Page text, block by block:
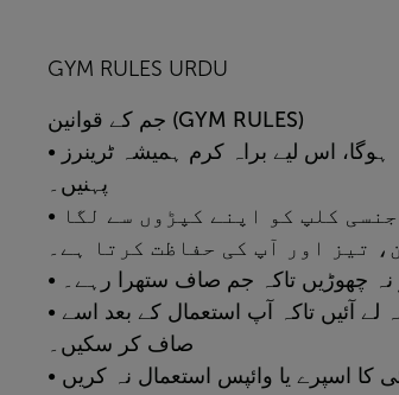
GYM RULES URDU
جم کے
قوانین (GYM RULES)
• اگر آپ صحیح لباس پہنیں گے تو آپ کی ورزش کا زیادہ فائدہ ہوگا، اس لیے براہ کرم ہمیشہ ٹرینرز
پہنیں۔
• ہمارے ٹریڈملز پر چلنے یا دوڑنے سے پہلے ایمرجنسی کلپ کو اپنے کپڑوں سے لگا
تیز اور آپ کی حفاظت کرتا ہے۔
نہ چھوڑیں تاکہ جم صاف ستھرا رہے۔
• ہماری مشینری کو اچھی حالت میں رکھنے کے لیے اپنے ساتھ تولیہ لے آئیں تاکہ آپ استعمال کے بعد اسے
صاف کر سکیں۔